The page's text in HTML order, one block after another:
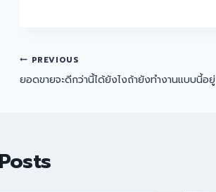
PREVIOUS
ยอดขายจะดีกว่านี้ได้ยังไงถ้ายังทำงานแบบนี้อยู่